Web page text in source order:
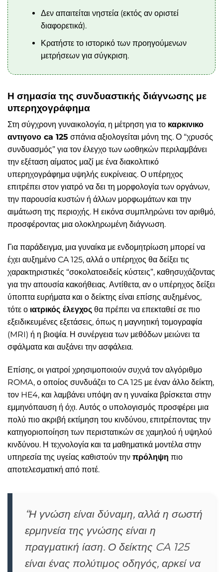
Δεν απαιτείται νηστεία (εκτός αν οριστεί
διαφορετικά).
Κρατήστε το ιστορικό των προηγούμενων
μετρήσεων για σύγκριση.
Η σημασία της συνδυαστικής διάγνωσης με
υπερηχογράφημα
Στη σύγχρονη γυναικολογία, η μέτρηση για το καρκινικο
αντιγονο ca 125 σπάνια αξιολογείται μόνη της. Ο “χρυσός
συνδυασμός” για τον έλεγχο των ωοθηκών περιλαμβάνει
την εξέταση αίματος μαζί με ένα διακολπικό
υπερηχογράφημα υψηλής ευκρίνειας. Ο υπέρηχος
επιτρέπει στον γιατρό να δει τη μορφολογία των οργάνων,
την παρουσία κυστών ή άλλων μορφωμάτων και την
αιμάτωση της περιοχής. Η εικόνα συμπληρώνει τον αριθμό,
προσφέροντας μια ολοκληρωμένη διάγνωση.
Για παράδειγμα, μια γυναίκα με ενδομητρίωση μπορεί να
έχει αυξημένο CA 125, αλλά ο υπέρηχος θα δείξει τις
χαρακτηριστικές “σοκολατοειδείς κύστεις”, καθησυχάζοντας
για την απουσία κακοήθειας. Αντίθετα, αν ο υπέρηχος δείξει
ύποπτα ευρήματα και ο δείκτης είναι επίσης αυξημένος,
τότε ο ιατρικός έλεγχος θα πρέπει να επεκταθεί σε πιο
εξειδικευμένες εξετάσεις, όπως η μαγνητική τομογραφία
(MRI) ή η βιοψία. Η συνέργεια των μεθόδων μειώνει τα
σφάλματα και αυξάνει την ασφάλεια.
Επίσης, οι γιατροί χρησιμοποιούν συχνά τον αλγόριθμο
ROMA, ο οποίος συνδυάζει το CA 125 με έναν άλλο δείκτη,
τον HE4, και λαμβάνει υπόψη αν η γυναίκα βρίσκεται στην
εμμηνόπαυση ή όχι. Αυτός ο υπολογισμός προσφέρει μια
πολύ πιο ακριβή εκτίμηση του κινδύνου, επιτρέποντας την
κατηγοριοποίηση των περιστατικών σε χαμηλού ή υψηλού
κινδύνου. Η τεχνολογία και τα μαθηματικά μοντέλα στην
υπηρεσία της υγείας καθιστούν την πρόληψη πιο
αποτελεσματική από ποτέ.
“Η γνώση είναι δύναμη, αλλά η σωστή
ερμηνεία της γνώσης είναι η
πραγματική ίαση. Ο δείκτης CA 125
είναι ένας πολύτιμος οδηγός, αρκεί να